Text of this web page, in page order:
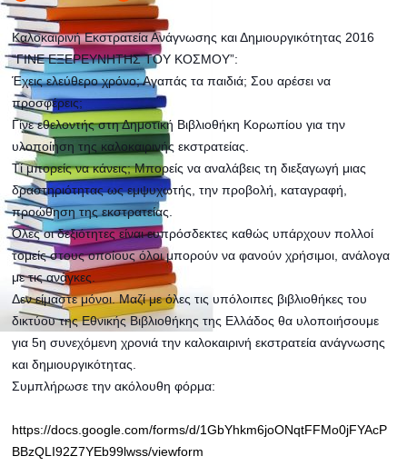
Καλοκαιρινή Εκστρατεία Ανάγνωσης και Δημιουργικότητας 2016
“ΓΙΝΕ ΕΞΕΡΕΥΝΗΤΗΣ ΤΟΥ ΚΟΣΜΟΥ”:
Έχεις ελεύθερο χρόνο; Αγαπάς τα παιδιά; Σου αρέσει να
προσφέρεις;
Γίνε εθελοντής στη Δημοτική Βιβλιοθήκη Κορωπίου για την
υλοποίηση της καλοκαιρινής εκστρατείας.
Τί μπορείς να κάνεις; Μπορείς να αναλάβεις τη διεξαγωγή μιας
δραστηριότητας ως εμψυχωτής, την προβολή, καταγραφή,
προώθηση της εκστρατείας.
Όλες οι δεξιότητες είναι ευπρόσδεκτες καθώς υπάρχουν πολλοί
τομείς στους οποίους όλοι μπορούν να φανούν χρήσιμοι, ανάλογα
με τις ανάγκες.
Δεν είμαστε μόνοι. Μαζί με όλες τις υπόλοιπες βιβλιοθήκες του
δικτύου της Εθνικής Βιβλιοθήκης της Ελλάδος θα υλοποιήσουμε
για 5η συνεχόμενη χρονιά την καλοκαιρινή εκστρατεία ανάγνωσης
και δημιουργικότητας.
Συμπλήρωσε την ακόλουθη φόρμα:
https://docs.google.com/forms/d/1GbYhkm6joONqtFFMo0jFYAcP
BBzQLI92Z7YEb99lwss/viewform